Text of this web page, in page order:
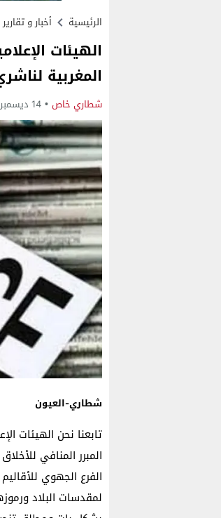
الرئيسية أخبار و تقارير
الهيئات
المغربية
شطاري خاص 14 ديسمبر 2018
شطاري-العيون
تابعنا نحن الهيئات
المبرر المنافي
الفرع الجهوي
لمقدسات البلاد